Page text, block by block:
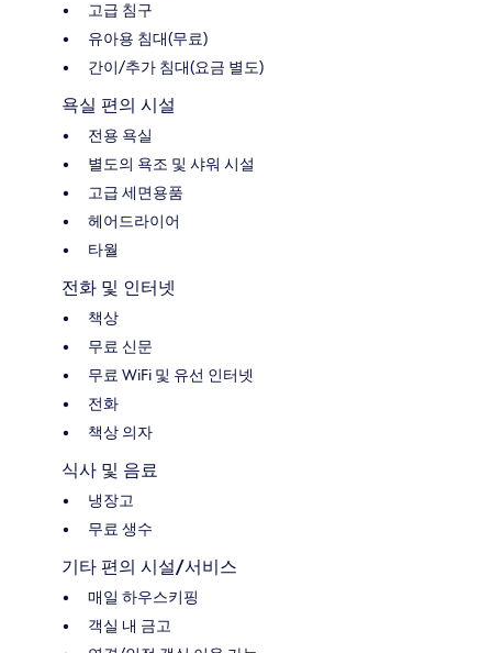
고급 침구
유아용 침대(무료)
간이/추가 침대(요금 별도)
욕실 편의 시설
전용 욕실
별도의 욕조 및 샤워 시설
고급 세면용품
헤어드라이어
타월
전화 및 인터넷
책상
무료 신문
무료 WiFi 및 유선 인터넷
전화
책상 의자
식사 및 음료
냉장고
무료 생수
기타 편의 시설/서비스
매일 하우스키핑
객실 내 금고